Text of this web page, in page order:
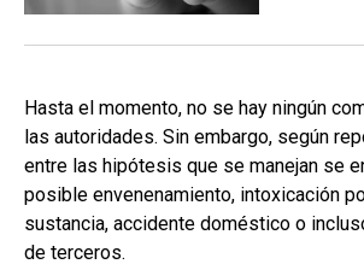
Hasta el momento, no se hay ningún
las autoridades. Sin embargo, según
entre las hipótesis que se manejan se
posible envenenamiento, intoxicación
sustancia, accidente doméstico o
de terceros.